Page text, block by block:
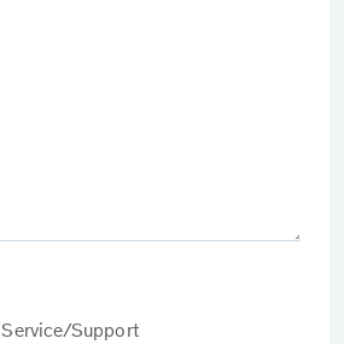
Service/Support